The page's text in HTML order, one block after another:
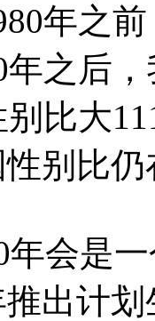
年之
年之后
比大
别比
会是一
出计